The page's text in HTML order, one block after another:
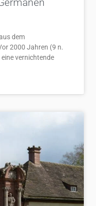
dem
2000 Jahren (9 n.
vernichtende